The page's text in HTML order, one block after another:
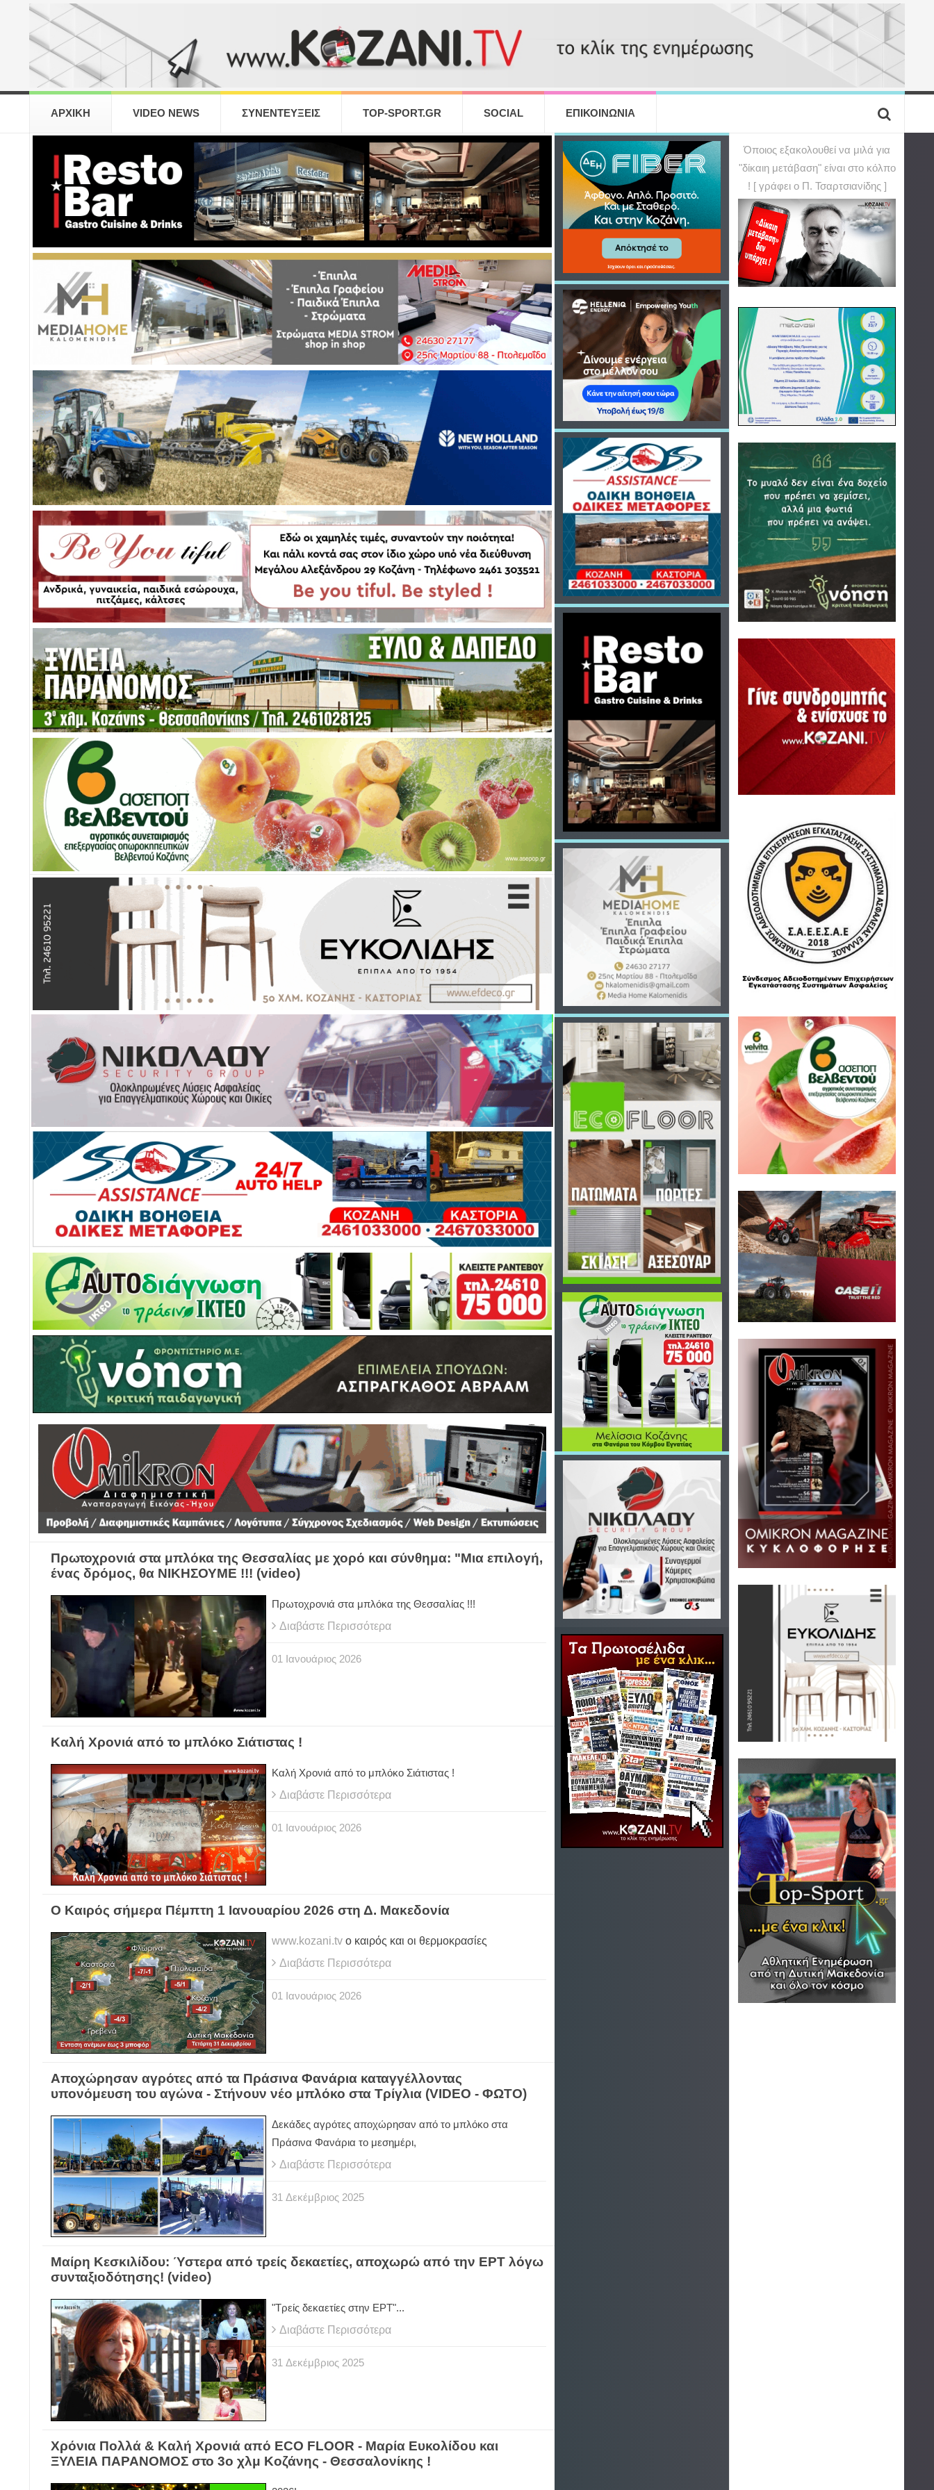
ΑΡΧΙΚΗ VIDEO NEWS ΣΥΝΕΝΤΕΥΞΕΙΣ TOP-SPORT.GR SOCIAL ΕΠΙΚΟΙΝΩΝΙΑ
Πρωτοχρονιά στα μπλόκα της Θεσσαλίας με χορό και σύνθημα: "Μια επιλογή,
ένας δρόμος, θα ΝΙΚΗΣΟΥΜΕ !!! (video)
Πρωτοχρονιά στα μπλόκα της Θεσσαλίας !!!
Διαβάστε Περισσότερα
01 Ιανουάριος 2026
Καλή Χρονιά από το μπλόκο Σιάτιστας !
Καλή Χρονιά από το μπλόκο Σιάτιστας !
Διαβάστε Περισσότερα
01 Ιανουάριος 2026
Ο Καιρός σήμερα Πέμπτη 1 Ιανουαρίου 2026 στη Δ. Μακεδονία
www.kozani.tv ο καιρός και οι θερμοκρασίες
Διαβάστε Περισσότερα
01 Ιανουάριος 2026
Αποχώρησαν αγρότες από τα Πράσινα Φανάρια καταγγέλλοντας
υπονόμευση του αγώνα - Στήνουν νέο μπλόκο στα Τρίγλια (VIDEO - ΦΩΤΟ)
Δεκάδες αγρότες αποχώρησαν από το μπλόκο στα
Πράσινα Φανάρια το μεσημέρι,
Διαβάστε Περισσότερα
31 Δεκέμβριος 2025
Μαίρη Κεσκιλίδου: Ύστερα από τρείς δεκαετίες, αποχωρώ από την ΕΡΤ λόγω
συνταξιοδότησης! (video)
"Τρείς δεκαετίες στην ΕΡΤ"...
Διαβάστε Περισσότερα
31 Δεκέμβριος 2025
Χρόνια Πολλά & Καλή Χρονιά από ECO FLOOR - Μαρία Ευκολίδου και
ΞΥΛΕΙΑ ΠΑΡΑΝΟΜΟΣ στο 3ο χλμ Κοζάνης - Θεσσαλονίκης !
Όποιος εξακολουθεί να μιλά για
"δίκαιη μετάβαση" είναι στο κόλπο
! [ γράφει ο Π. Τσαρτσιανίδης ]